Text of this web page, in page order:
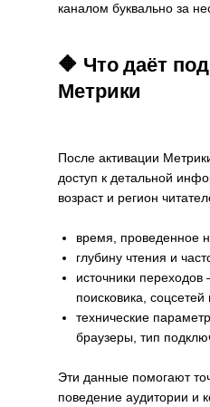
каналом буквально за
🔶 Что даёт
Метрики
После активации
доступ к детальной
возраст и регион
время, проведенное
глубину чтения и
источники переходов
поисковика,
технические
браузеры, тип
Эти данные помогают
поведение аудитории и